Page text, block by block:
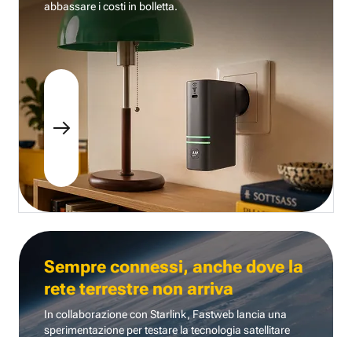
abbassare i costi in bolletta.
Sempre connessi, anche dove la
rete terrestre non arriva
In collaborazione con Starlink, Fastweb lancia una
sperimentazione per testare la tecnologia satellitare